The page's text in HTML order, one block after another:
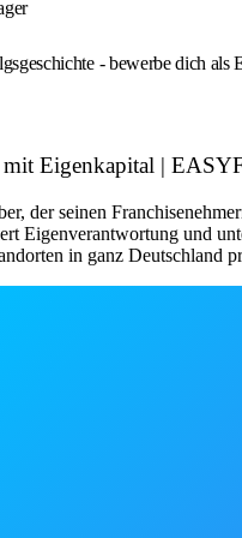
- bewerbe dich
Eigenkapital |
der seinen
Eigenverantwortung und
in ganz